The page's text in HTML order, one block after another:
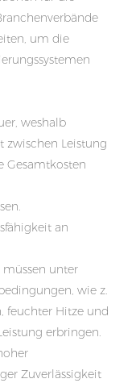
um die
weshalb
Leistung
Gesamtkosten
an
unter
wie z.
feuchter Hitze und
erbringen.
Zuverlässigkeit